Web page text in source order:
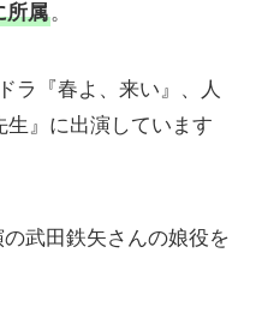
所属。
ラ『春よ、来い』、人
』に出演しています
武田鉄矢さんの娘役を